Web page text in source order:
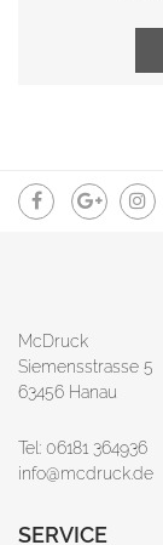
McDruck
Siemensstrasse 5
63456 Hanau
Tel: 06181 364936
info@mcdruck.de
SERVICE